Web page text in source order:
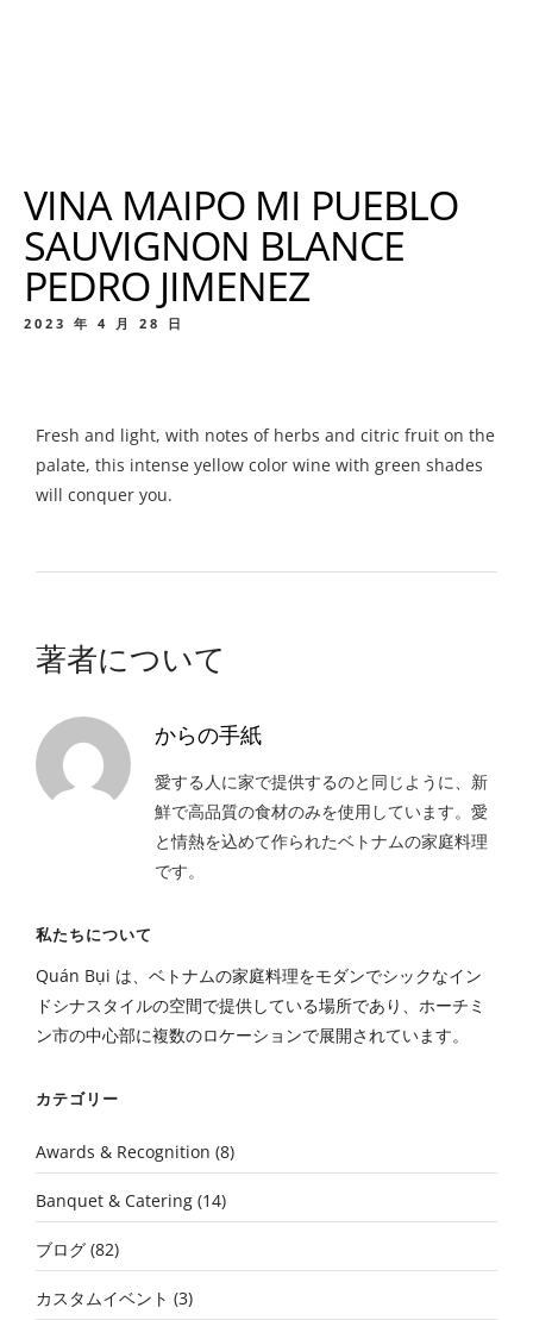
VINA MAIPO MI PUEBLO
SAUVIGNON BLANCE
PEDRO JIMENEZ
2023 年 4 月 28 日
Fresh and light, with notes of herbs and citric fruit on the
palate, this intense yellow color wine with green shades
will conquer you.
著者について
からの手紙
愛する人に家で提供するのと同じように、新
鮮で高品質の食材のみを使用しています。愛
と情熱を込めて作られたベトナムの家庭料理
です。
私たちについて
Quán Bụi は、ベトナムの家庭料理をモダンでシックなイン
ドシナスタイルの空間で提供している場所であり、ホーチミ
ン市の中心部に複数のロケーションで展開されています。
カテゴリー
Awards & Recognition (8)
Banquet & Catering (14)
ブログ (82)
カスタムイベント (3)